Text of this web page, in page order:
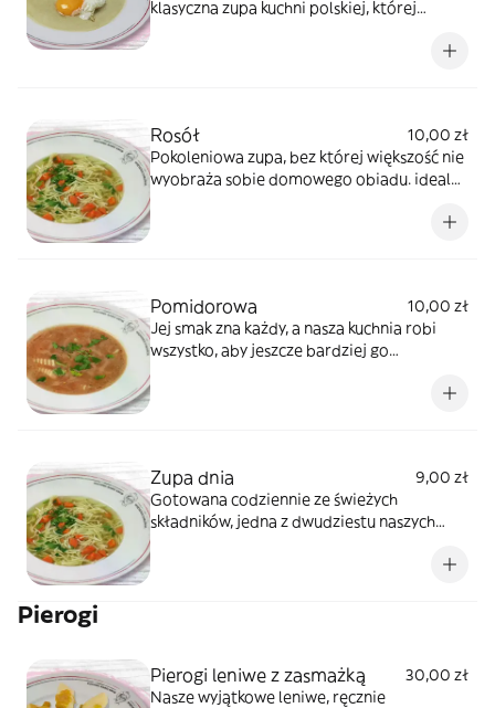
klasyczna zupa kuchni polskiej, której
Rosół
10,00 zł
Pokoleniowa zupa, bez której większość nie
wyobraża sobie domowego obiadu. idealny
Pomidorowa
10,00 zł
Jej smak zna każdy, a nasza kuchnia robi
wszystko, aby jeszcze bardziej go
Zupa dnia
9,00 zł
Gotowana codziennie ze świeżych
składników, jedna z dwudziestu naszych
Pierogi
Pierogi leniwe z zasmażką
30,00 zł
Nasze wyjątkowe leniwe, ręcznie